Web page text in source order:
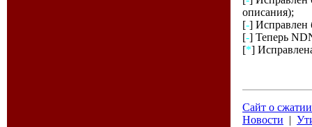
описания);
[-] Исправлен
[-] Теперь
[*]
Сайт о сжатии
Новости |